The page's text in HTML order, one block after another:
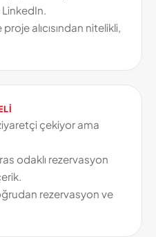
proje alıcısından nitelikli,
çekiyor ama
odaklı rezervasyon
rezervasyon ve